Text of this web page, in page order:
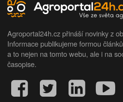
Agroportal24h.cz přináší novinky z
Informace publikujeme formou
a to nejen na tomto webu, ale i na
časopise.